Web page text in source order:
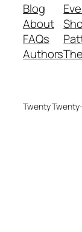
Blog
About
FAQs
Authors
Twenty